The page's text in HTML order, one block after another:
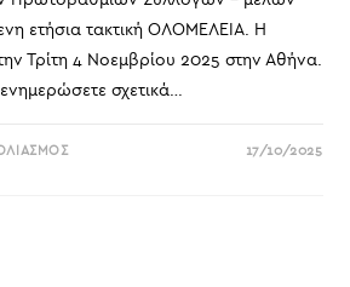
ετήσια τακτική ΟΛΟΜΕΛΕΙΑ. Η
Τρίτη 4 Νοεμβρίου 2025 στην Αθήνα.
σχετικά…
ΣΤΟ 17/10/2025